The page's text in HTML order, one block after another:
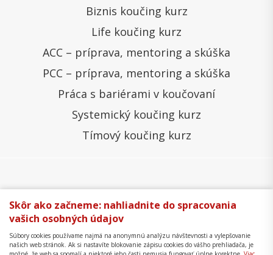
Biznis koučing kurz
Life koučing kurz
ACC – príprava, mentoring a skúška
PCC – príprava, mentoring a skúška
Práca s bariérami v koučovaní
Systemický koučing kurz
Tímový koučing kurz
Všeobecné obchodné podmienky
Správa cookies
Ochrana osobných údajov
Formulár na odstúpenie
Mapa stránky
Skôr ako začneme: nahliadnite do spracovania
vašich osobných údajov
Súbory cookies používame najmä na anonymnú analýzu návštevnosti a vylepšovanie
našich web stránok. Ak si nastavíte blokovanie zápisu cookies do vášho prehliadača, je